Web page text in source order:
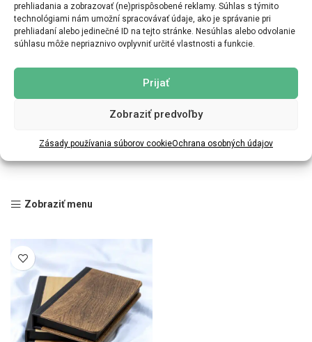
prehliadania a zobrazovať (ne)prispôsobené reklamy. Súhlas s týmito
technológiami nám umožní spracovávať údaje, ako je správanie pri
prehliadaní alebo jedinečné ID na tejto stránke. Nesúhlas alebo odvolanie
súhlasu môže nepriaznivo ovplyvniť určité vlastnosti a funkcie.
Prijať
Zobraziť predvoľby
Zásady používania súborov cookieOchrana osobných údajov
Zobraziť menu